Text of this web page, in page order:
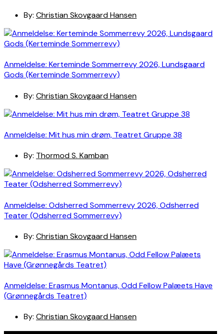
By: Christian Skovgaard Hansen
Anmeldelse: Kerteminde Sommerrevy 2026, Lundsgaard
Gods (Kerteminde Sommerrevy)
By: Christian Skovgaard Hansen
Anmeldelse: Mit hus min drøm, Teatret Gruppe 38
By: Thormod S. Kamban
Anmeldelse: Odsherred Sommerrevy 2026, Odsherred
Teater (Odsherred Sommerrevy)
By: Christian Skovgaard Hansen
Anmeldelse: Erasmus Montanus, Odd Fellow Palæets Have
(Grønnegårds Teatret)
By: Christian Skovgaard Hansen